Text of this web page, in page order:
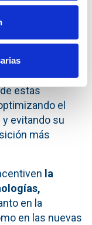
clara y
jurídica.
adecuado
las
útil con el
estas
el
evitando su
más
la
en la
en las nuevas